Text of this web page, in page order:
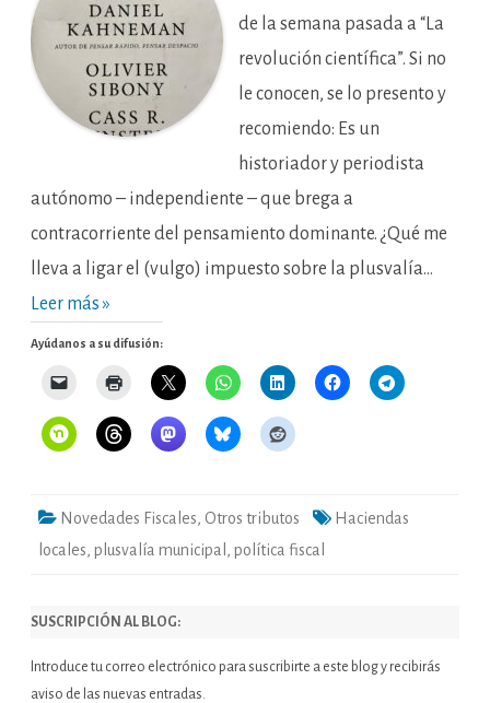
de la semana pasada a “La
revolución científica”. Si no
le conocen, se lo presento y
recomiendo: Es un
historiador y periodista
autónomo – independiente – que brega a
contracorriente del pensamiento dominante. ¿Qué me
lleva a ligar el (vulgo) impuesto sobre la plusvalía…
Leer más »
Ayúdanos a su difusión:
Novedades Fiscales, Otros tributos
Haciendas
locales, plusvalía municipal , política fiscal
SUSCRIPCIÓN AL BLOG:
Introduce tu correo electrónico para suscribirte a este blog y recibirás
aviso de las nuevas entradas.